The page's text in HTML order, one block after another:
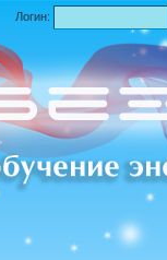
Логин: